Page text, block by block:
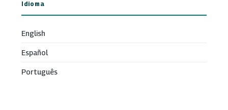
Idioma
English
Español
Português